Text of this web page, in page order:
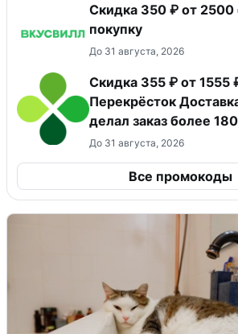
Скидка 350 ₽ от 2500
покупку
До 31 августа, 2026
Скидка 355 ₽ от 1555
Перекрёсток
делал заказ более
До 31 августа, 2026
Все промокоды